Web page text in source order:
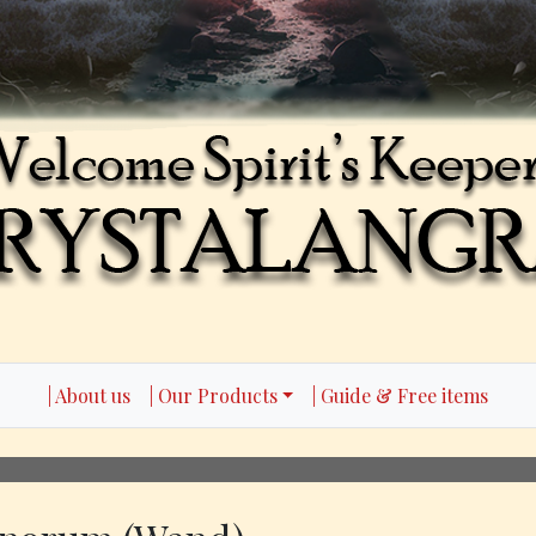
| About us | Our Products | Guide & Free items